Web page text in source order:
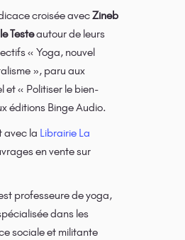
croisée avecZineb
Testeautour de leurs
« Yoga, nouvel
», paru aux
et « Politiser le bien-
éditions Binge Audio.
avec la Librairie La
en vente sur
professeure de yoga,
dans les
sociale et militante